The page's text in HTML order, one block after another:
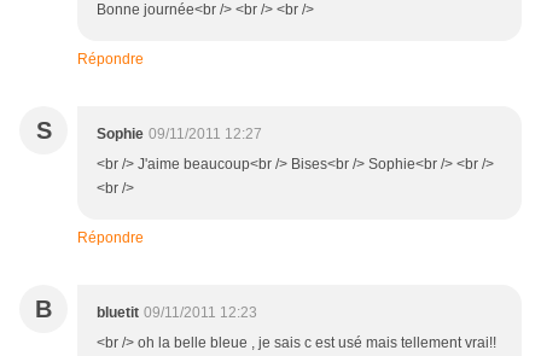
Bonne journée<br /> <br /> <br />
Répondre
S Sophie 09/11/2011 12:27
<br /> J'aime beaucoup<br /> Bises<br /> Sophie<br /> <br />
<br />
Répondre
B bluetit 09/11/2011 12:23
<br /> oh la belle bleue , je sais c est usé mais tellement vrai!!